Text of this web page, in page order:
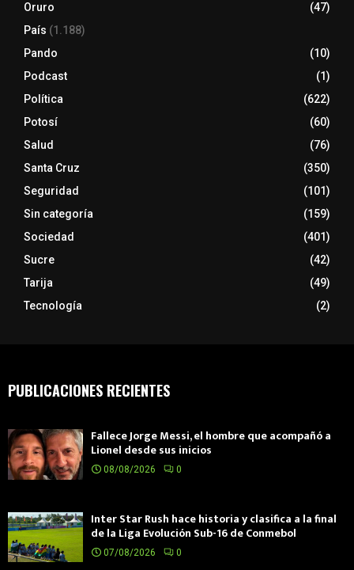
Oruro
(47)
País (1.188)
Pando
(10)
Podcast
(1)
Política
(622)
Potosí
(60)
Salud
(76)
Santa Cruz
(350)
Seguridad
(101)
Sin categoría
(159)
Sociedad
(401)
Sucre
(42)
Tarija
(49)
Tecnología
(2)
PUBLICACIONES RECIENTES
Fallece Jorge Messi, el hombre que acompañó a
Lionel desde sus inicios
08/08/2026 0
Inter Star Rush hace historia y clasifica a la final
de la Liga Evolución Sub-16 de Conmebol
07/08/2026 0